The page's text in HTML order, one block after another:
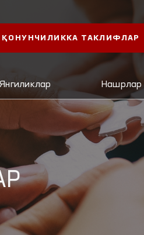
ҚОНУНЧИЛИККА ТАКЛИФЛАР
Янгиликлар Нашрлар